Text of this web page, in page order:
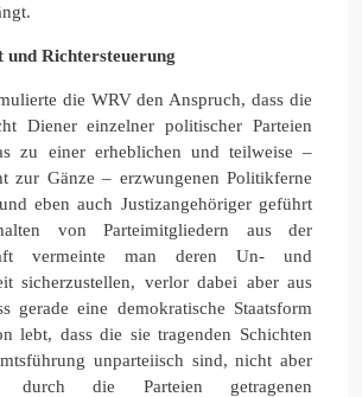
und Richtersteuerung
die WRV den Anspruch, dass die
Diener einzelner politischer Parteien
zu einer erheblichen und teilweise –
zur Gänze – erzwungenen Politikferne
eben auch Justizangehöriger geführt
von Parteimitgliedern aus der
vermeinte man deren Un- und
sicherzustellen, verlor dabei aber aus
gerade eine demokratische Staatsform
lebt, dass die sie tragenden Schichten
unparteiisch sind, nicht aber
durch die Parteien getragenen